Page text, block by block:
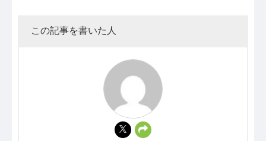
この記事を書いた人